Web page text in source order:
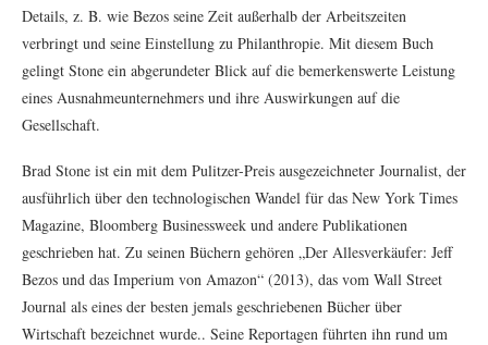
Details, z. B. wie Bezos seine Zeit außerhalb der Arbeitszeiten
verbringt und seine Einstellung zu Philanthropie. Mit diesem Buch
gelingt Stone ein abgerundeter Blick auf die bemerkenswerte Leistung
eines Ausnahmeunternehmers und ihre Auswirkungen auf die
Gesellschaft.
Brad Stone ist ein mit dem Pulitzer-Preis ausgezeichneter Journalist, der
ausführlich über den technologischen Wandel für das New York Times
Magazine, Bloomberg Businessweek und andere Publikationen
geschrieben hat. Zu seinen Büchern gehören „Der Allesverkäufer: Jeff
Bezos und das Imperium von Amazon“ (2013), das vom Wall Street
Journal als eines der besten jemals geschriebenen Bücher über
Wirtschaft bezeichnet wurde.. Seine Reportagen führten ihn rund um